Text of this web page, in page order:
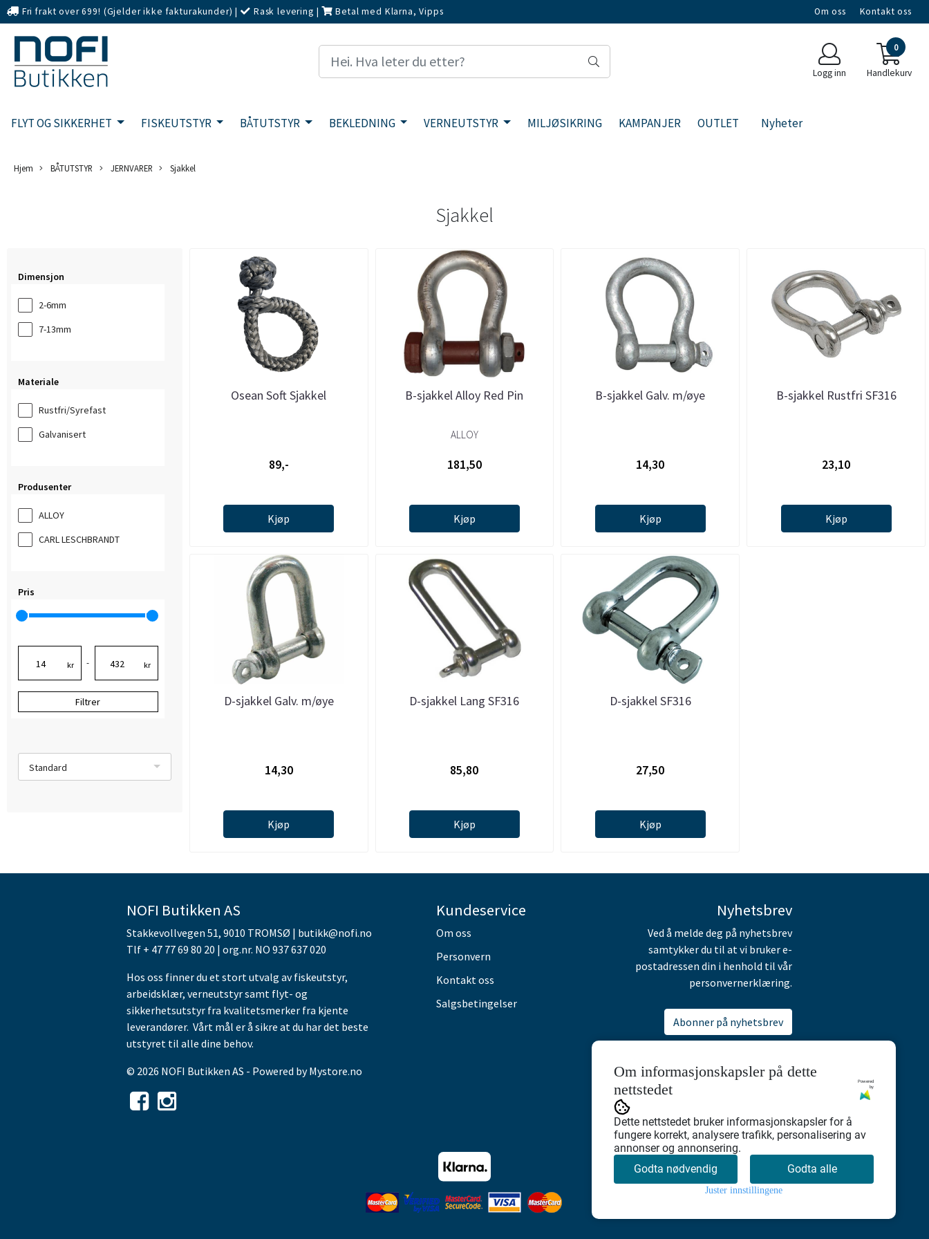
Fri frakt over 699! (Gjelder ikke fakturakunder) | Rask levering |
Betal med Klarna, Vipps
Om oss Kontakt oss
Logg inn
0
Handlekurv
FLYT OG SIKKERHET FISKEUTSTYR BÅTUTSTYR BEKLEDNING VERNEUTSTYR MILJØSIKRING KAMPANJER OUTLET Nyheter
Hjem BÅTUTSTYR JERNVARER Sjakkel
Sjakkel
Dimensjon
2-6mm
7-13mm
Materiale
Rustfri/Syrefast
Galvanisert
Produsenter
ALLOY
CARL LESCHBRANDT
Pris
kr - kr
Filtrer
Standard
Osean Soft Sjakkel
89,-
Kjøp
B-sjakkel Alloy Red Pin
ALLOY
181,50
Kjøp
B-sjakkel Galv. m/øye
14,30
Kjøp
B-sjakkel Rustfri SF316
23,10
Kjøp
D-sjakkel Galv. m/øye
14,30
Kjøp
D-sjakkel Lang SF316
85,80
Kjøp
D-sjakkel SF316
27,50
Kjøp
NOFI Butikken AS
Stakkevollvegen 51, 9010 TROMSØ | butikk@nofi.no
Tlf + 47 77 69 80 20 | org.nr. NO 937 637 020
Hos oss finner du et stort utvalg av fiskeutstyr,
arbeidsklær, verneutstyr samt flyt- og
sikkerhetsutstyr fra kvalitetsmerker fra kjente
leverandører. Vårt mål er å sikre at du har det beste
utstyret til alle dine behov.
© 2026 NOFI Butikken AS - Powered byMystore.no
Kundeservice
Om oss
Personvern
Kontakt oss
Salgsbetingelser
Nyhetsbrev
Ved å melde deg på nyhetsbrev
samtykker du til at vi bruker e-
postadressen din i henhold til vår
personvernerklæring.
Abonner på nyhetsbrev
Om informasjonskapsler på dette
nettstedet
Powered
by
Dette nettstedet bruker informasjonskapsler for å
fungere korrekt, analysere trafikk, personalisering av
annonser og annonsering.
Godta nødvendig
Godta alle
Juster innstillingene